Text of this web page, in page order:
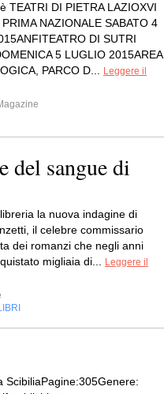
TEATRI DI PIETRA LAZIOXVI
NAZIONALE SABATO 4
DI SUTRI
5 LUGLIO 2015AREA
PARCO D...
Leggere il
del sangue di
la nuova indagine di
il celebre commissario
dei romanzi che negli anni
migliaia di...
Leggere il
ScibiliaPagine:305Genere: